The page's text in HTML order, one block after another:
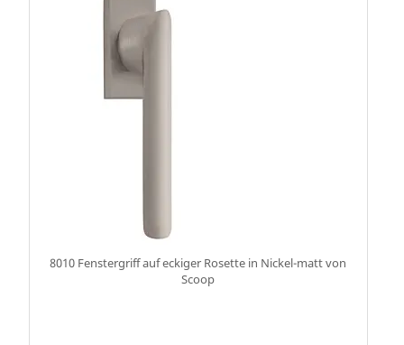
8010 Fenstergriff auf eckiger Rosette in Nickel-matt von
Scoop